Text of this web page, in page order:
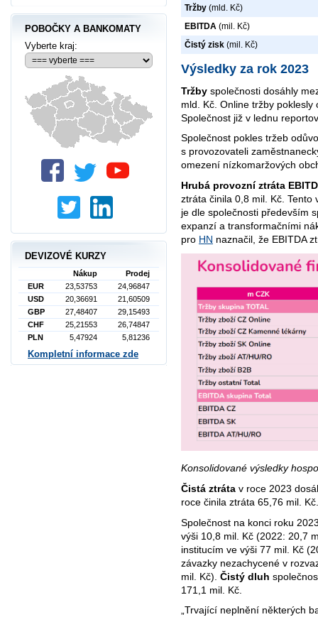
Tržby (mld. Kč)
EBITDA (mil. Kč)
Čistý zisk (mil. Kč)
Výsledky za rok 2023
Tržby společnosti dosáhly
mld. Kč. Online tržby
Společnost již v lednu
Společnost pokles tržeb
s provozovateli
omezení nízkomaržových
Hrubá provozní ztráta
ztráta činila 0,8 mil. Kč. Tento
je dle společnosti především
expanzí a transformačními
pro HN naznačil, že EBITDA
Konsolidované výsledky
Čistá ztráta v roce 2023
roce činila ztráta 65,76 mil. Kč.
Společnost na konci roku
výši 10,8 mil. Kč (2022: 20,7
institucím ve výši 77 mil. Kč
závazky nezachycené v
mil. Kč). Čistý dluh
171,1 mil. Kč.
„Trvající neplnění některých
POBOČKY A BANKOMATY
Vyberte kraj:
DEVIZOVÉ KURZY
Nákup
Prodej
EUR
23,53753
24,96847
USD
20,36691
21,60509
GBP
27,48407
29,15493
CHF
25,21553
26,74847
PLN
5,47924 5,81236
Kompletní informace zde